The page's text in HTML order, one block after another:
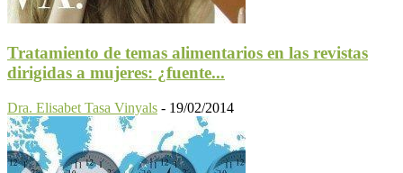
Tratamiento de temas alimentarios en las revistas
dirigidas a mujeres: ¿fuente...
Dra. Elisabet Tasa Vinyals - 19/02/2014